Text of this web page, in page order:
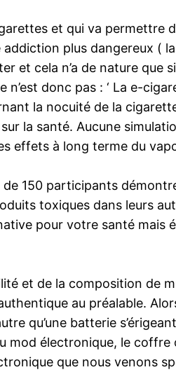
et qui va permettre
plus dangereux (
et cela n’a de nature
donc pas : ‘ La e-
la nocuité de la
la santé. Aucune
effets à long terme du
150 participants
toxiques dans leurs
pour votre santé
et de la composition de
au préalable.
qu’une batterie
mod électronique, le
que nous venons